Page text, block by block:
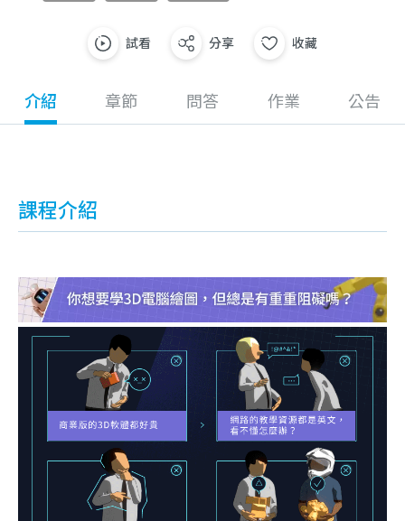
試看 分享 收藏
介紹 章節 問答 作業 公告
課程介紹